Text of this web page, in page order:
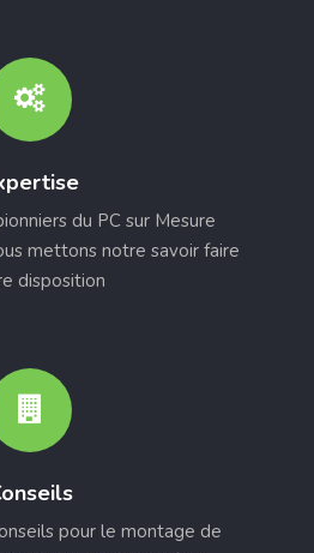
du PC sur Mesure
mettons notre savoir faire
disposition
pour le montage de